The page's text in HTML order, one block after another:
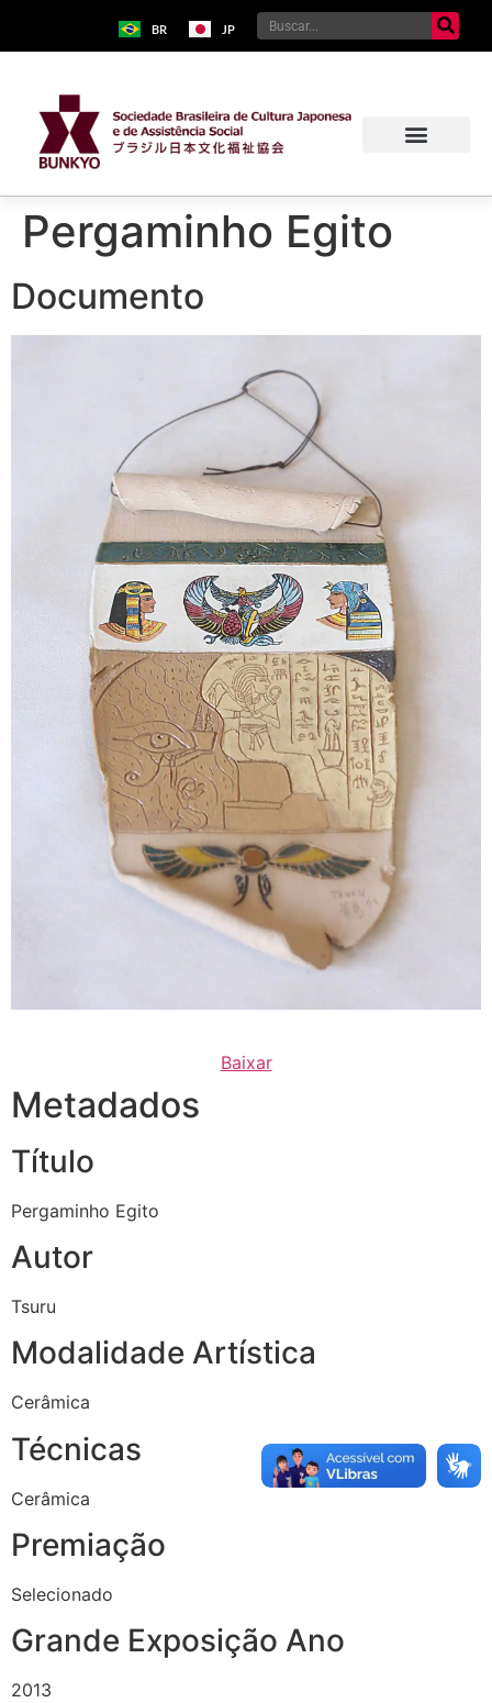
BR JP
Pergaminho Egito
Documento
Baixar
Metadados
Título
Pergaminho Egito
Autor
Tsuru
Modalidade Artística
Cerâmica
Técnicas
Cerâmica
Premiação
Selecionado
Grande Exposição Ano
2013